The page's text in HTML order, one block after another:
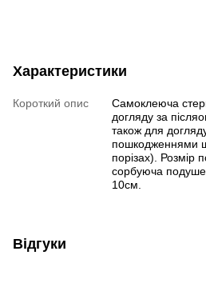
Характеристики
Короткий опис
Самоклеюча
догляду за
також для
пошкодженнями
порізах). Розмір
сорбуюча
10см.
Відгуки